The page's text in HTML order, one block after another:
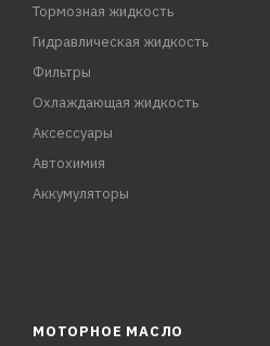
Тормозная жидкость
Гидравлическая жидкость
Фильтры
Охлаждающая жидкость
Аксессуары
Автохимия
Аккумуляторы
МОТОРНОЕ МАСЛО